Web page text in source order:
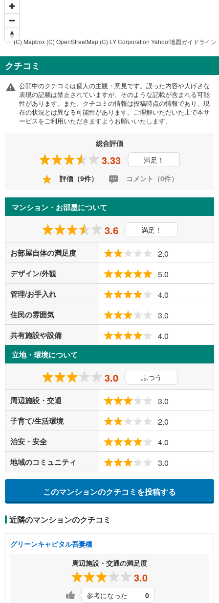
(C) Mapbox (C) OpenStreetMap (C) LY Corporation Yahoo!地図ガイドライン
クチコミ
公開中のクチコミは個人の主観・意見です。誤った内容や大げさな
表現の記載は禁止されていますが、そのような記載が含まれる可能
性があります。また、クチコミの情報は投稿時点の情報であり、現
在の状況とは異なる可能性があります。ご理解いただいた上で本サ
ービスをご利用いただきますようお願いいたします。
総合評価
3.33
満足！
評価（9件）
コメント（0件）
マンション・お部屋について
3.6 満足！
お部屋自体の満足度 2.0
デザイン/外観 5.0
管理/お手入れ 4.0
住民の雰囲気 3.0
共有施設や設備 4.0
立地・環境について
3.0 ふつう
周辺施設・交通 3.0
子育て/生活環境 2.0
治安・安全 4.0
地域のコミュニティ 3.0
このマンションのクチコミを投稿する
近隣のマンションのクチコミ
グリーンキャピタル吾妻橋
周辺施設・交通の満足度
3.0
参考になった 0